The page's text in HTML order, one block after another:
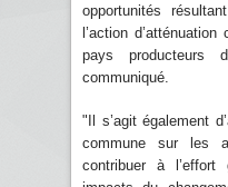
opportunités
l’action
pays producteurs
communiqué.
"Il s’agit également
commune sur les
contribuer à